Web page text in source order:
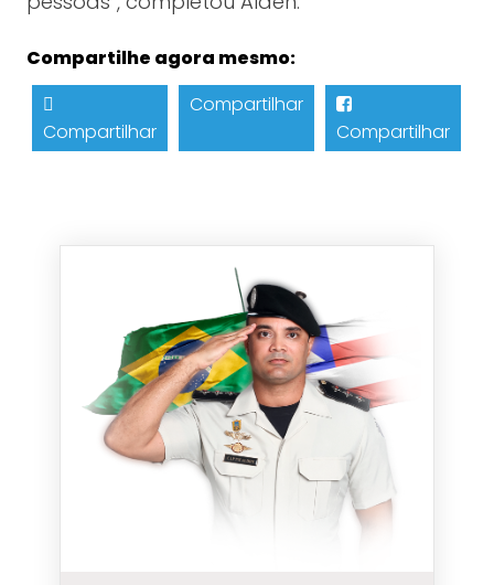
Compartilhe agora mesmo:
Compartilhar
Compartilhar
Compartilhar